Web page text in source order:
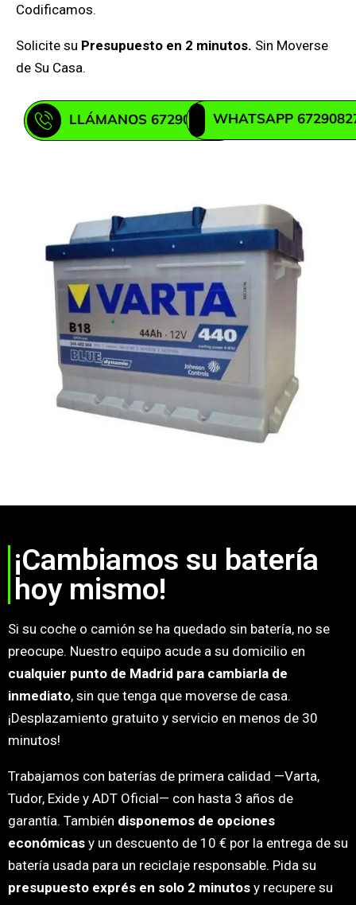
Codificamos.
Solicite su Presupuesto en 2 minutos. Sin Moverse
de Su Casa.
LLÁMANOS 672908271WHATSAPP
¡Cambiamos su batería
hoy mismo!
Si su coche o camión se ha quedado sin batería, no se
preocupe. Nuestro equipo acude a su domicilio en
cualquier punto de Madrid para cambiarla de
inmediato, sin que tenga que moverse de casa.
¡Desplazamiento gratuito y servicio en menos de 30
minutos!
Trabajamos con baterías de primera calidad —Varta,
Tudor, Exide y ADT Oficial— con hasta 3 años de
garantía. También disponemos de opciones
económicas y un descuento de 10 € por la entrega de su
batería usada para un reciclaje responsable. Pida su
presupuesto exprés en solo 2 minutos y recupere su